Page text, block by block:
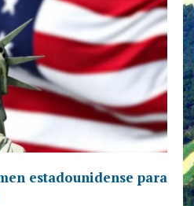
estadounidense para